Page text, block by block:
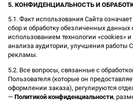
5. КОНФИДЕНЦИАЛЬНОСТЬ И
5.1. Факт использования Сайта
сбор и обработку обезличенных данных
использованием технологии «cookies»
анализа аудитории, улучшения работы
рекламы.
5.2. Все вопросы, связанные с
Пользователя (которые он
оформлении заказа), регулируются
— Политикой конфиденциальности,